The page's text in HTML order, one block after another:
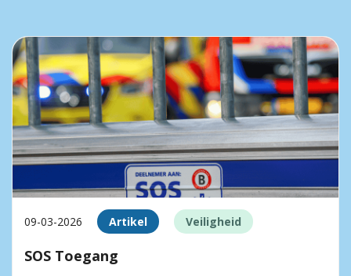
09-03-2026 Artikel Veiligheid
SOS Toegang